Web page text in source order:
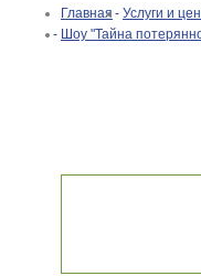
Главная Услуги и
Шоу "Тайна